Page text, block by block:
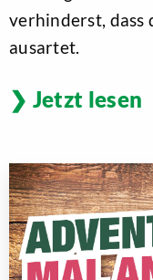
verhinderst, dass
ausartet.
Jetzt lesen